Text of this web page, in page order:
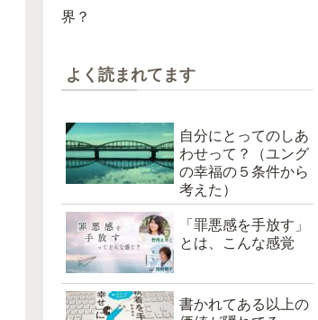
界？
よく読まれてます
自分にとってのしあ
わせって？（ユング
の幸福の５条件から
考えた）
「罪悪感を手放す」
とは、こんな感覚
書かれてある以上の